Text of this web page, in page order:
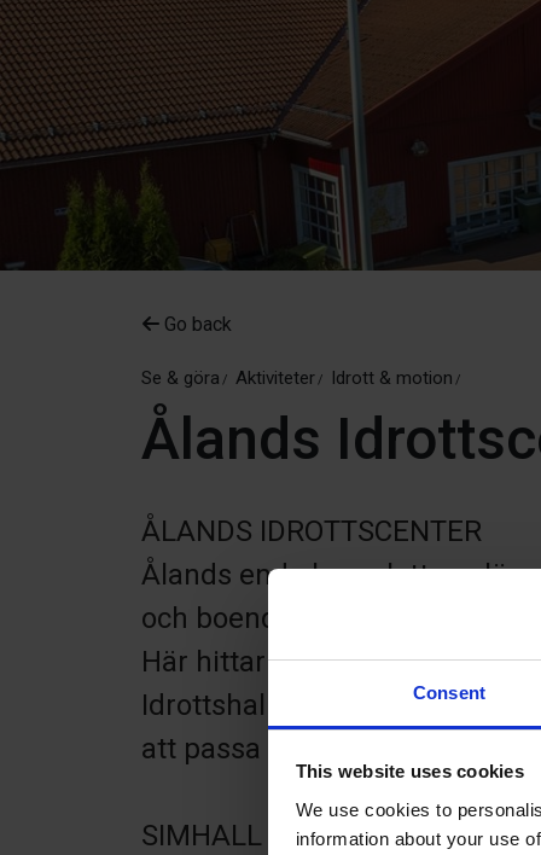
Consent
This website uses cookies
We use cookies to
information about your use
Go back
Se & göra Aktiviteter Idrott & motion
Ålands
ÅLANDS IDROTTSCENTER
Ålands enda kompletta
och boende – allt i ett.
Här hittar du ett mångsidigt
Idrottshallen, simhallen,
att passa ung som gammal i
SIMHALL